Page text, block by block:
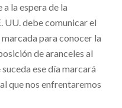
la espera de la
UU. debe comunicar el
para conocer la
de aranceles al
ese día marcará
que nos enfrentaremos